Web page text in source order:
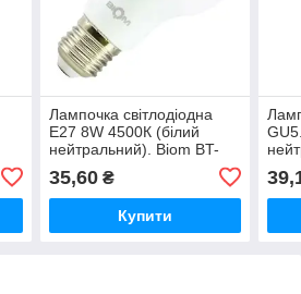
Лампочка світлодіодна
E27 8W 4500К (білий
нейтральний). Biom BT-
35,60₴
Купити